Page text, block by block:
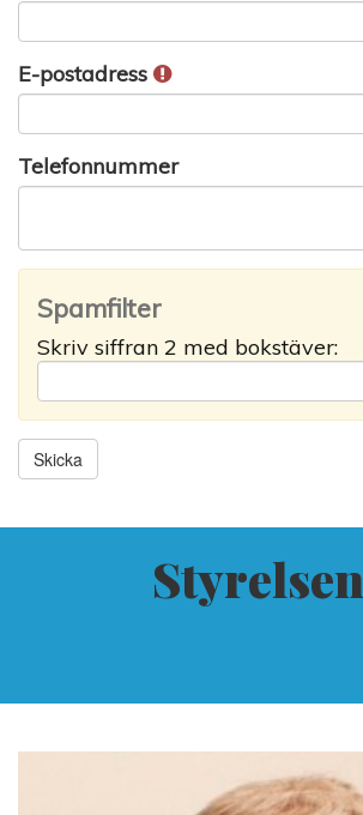
E-postadress
Telefonnummer
Spamfilter
Skriv siffran 2 med bokstäver:
Styrelsen